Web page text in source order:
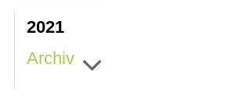
2021
Archiv